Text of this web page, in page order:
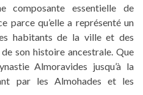
composante essentielle de
parce qu’elle a représenté un
habitants de la ville et des
son histoire ancestrale. Que
Almoravides jusqu’à la
par les Almohades et les